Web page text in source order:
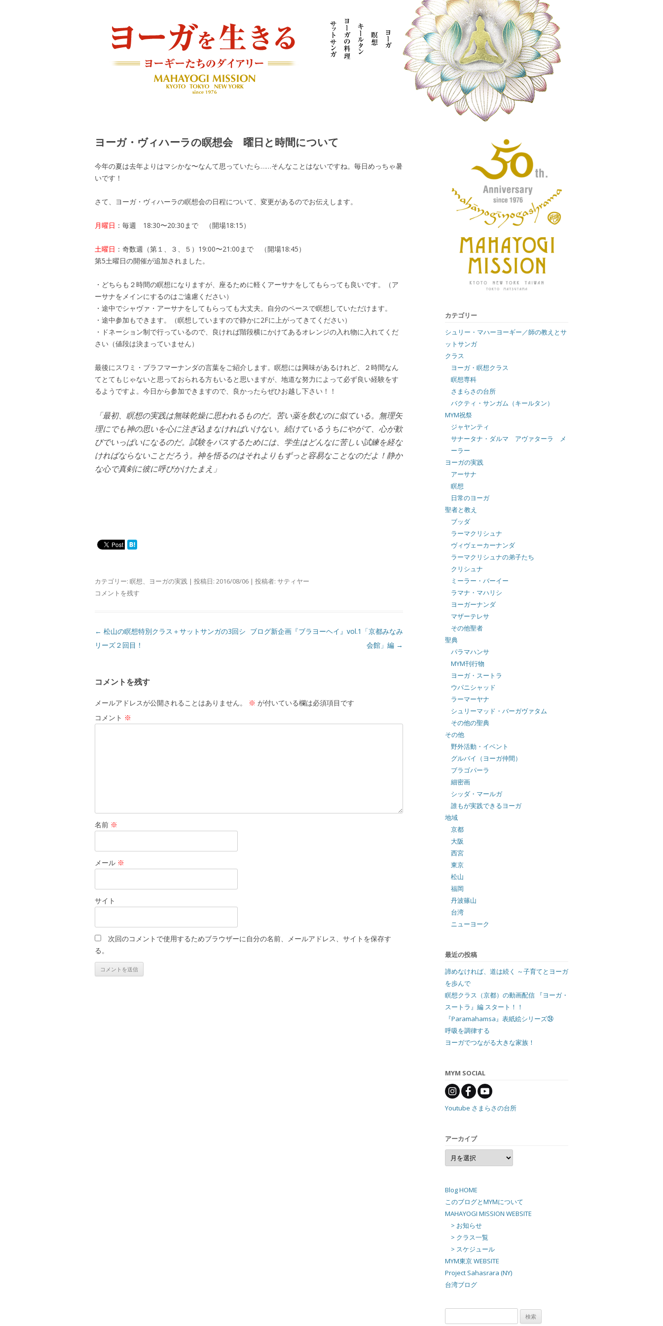
ヨーガ・ヴィハーラの瞑想会 曜日と時間について
今年の夏は去年よりはマシかな〜なんて思っていたら……そんなことはないですね。毎日めっちゃ暑
いです！
さて、ヨーガ・ヴィハーラの瞑想会の日程について、変更があるのでお伝えします。
月曜日 ：毎週 18:30〜20:30まで （開場18:15）
土曜日 ：奇数週（第１、３、５）19:00〜21:00まで （開場18:45）
第5土曜日の開催が追加されました。
・どちらも２時間の瞑想になりますが、座るために軽くアーサナをしてもらっても良いです。（ア
ーサナをメインにするのはご遠慮ください）
・途中でシャヴァ・アーサナをしてもらっても大丈夫。自分のペースで瞑想していただけます。
・途中参加もできます。（瞑想していますので静かに2Fに上がってきてください）
・ドネーション制で行っているので、良ければ階段横にかけてあるオレンジの入れ物に入れてくだ
さい（値段は決まっていません）
最後にスワミ・ブラフマーナンダの言葉をご紹介します。瞑想には興味があるけれど、２時間なん
てとてもじゃないと思っておられる方もいると思いますが、地道な努力によって必ず良い経験をす
るようですよ。今日から参加できますので、良かったらぜひお越し下さい！！
「最初、瞑想の実践は無味乾燥に思われるものだ。苦い薬を飲むのに似ている。無理矢
理にでも神の思いを心に注ぎ込まなければいけない。続けているうちにやがて、心が歓
びでいっぱいになるのだ。試験をパスするためには、学生はどんなに苦しい試練を経な
ければならないことだろう。神を悟るのはそれよりもずっと容易なことなのだよ！静か
な心で真剣に彼に呼びかけたまえ」
カテゴリー: 瞑想、 ヨーガの実践 | 投稿日: 2016/08/06 | 投稿者: サティヤー
コメントを残す
投
稿
ゲ
ー
シ
ョ
← 松山の瞑想特別クラス＋サットサンガの3回シ
リーズ２回目！
ブログ新企画『ブラヨーヘイ』vol.1「京都みなみ
会館」編 →
コメントを残す
メールアドレスが公開されることはありません。 ※ が付いている欄は必須項目です
コメント ※
名前 ※
メール ※
サイト
次回のコメントで使用するためブラウザーに自分の名前、メールアドレス、サイトを保存す
る。
カテゴリー
シュリー・マハーヨーギー／師の教えとサ
ットサンガ
クラス
ヨーガ・瞑想クラス
瞑想専科
さまらさの台所
バクティ・サンガム（キールタン）
MYM祝祭
ジャヤンティ
サナータナ・ダルマ アヴァターラ メ
ーラー
ヨーガの実践
アーサナ
瞑想
日常のヨーガ
聖者と教え
ブッダ
ラーマクリシュナ
ヴィヴェーカーナンダ
ラーマクリシュナの弟子たち
クリシュナ
ミーラー・バーイー
ラマナ・マハリシ
ヨーガーナンダ
マザーテレサ
その他聖者
聖典
パラマハンサ
MYM刊行物
ヨーガ・スートラ
ウパニシャッド
ラーマーヤナ
シュリーマッド・バーガヴァタム
その他の聖典
その他
野外活動・イベント
グルバイ（ヨーガ仲間）
ブラゴパーラ
細密画
シッダ・マールガ
誰もが実践できるヨーガ
地域
京都
大阪
西宮
東京
松山
福岡
丹波篠山
台湾
ニューヨーク
最近の投稿
諦めなければ、道は続く ～子育てとヨーガ
を歩んで
瞑想クラス（京都）の動画配信 『ヨーガ・
スートラ』編 スタート！！
『Paramahamsa』表紙絵シリーズ㉔
呼吸を調律する
ヨーガでつながる大きな家族！
MYM SOCIAL
Youtube さまらさの台所
アーカイブ
ア
ー
カ
Blog HOME
このブログとMYMについて
MAHAYOGI MISSION WEBSITE
> お知らせ
> クラス一覧
> スケジュール
MYM東京 WEBSITE
Project Sahasrara (NY)
台湾ブログ